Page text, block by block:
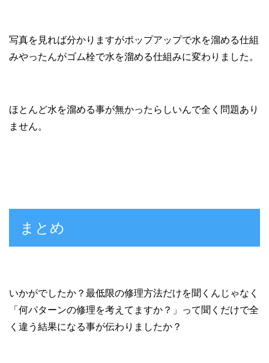
写真を見れば分かりますがポップアップで水を溜める仕組
みやったんがゴム栓で水を溜める仕組みに変わりました。
ほとんど水を溜める事が無かったらしいんで全く問題あり
ません。
まとめ
いかがでしたか？最低限の修理方法だけを聞くんじゃなく
「何パターンの修理を考えてますか？」って聞くだけで全
く違う結果になる事が伝わりましたか？